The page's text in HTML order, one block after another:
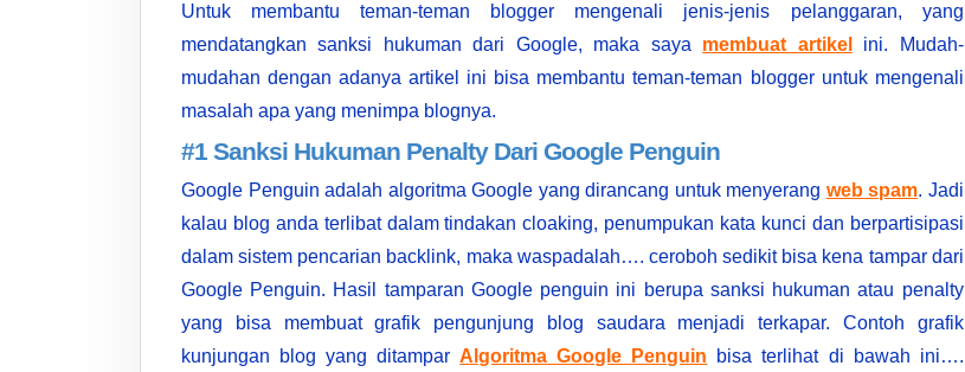
Untuk membantu teman-teman blogger mengenali jenis-jenis pelanggaran, yang
mendatangkan sanksi hukuman dari Google, maka saya membuat artikel
ini. Mudah-
mudahan dengan adanya artikel ini bisa membantu teman-teman blogger untuk mengenali
masalah apa yang menimpa blognya.
#1 Sanksi Hukuman Penalty Dari Google Penguin
Google Penguin adalah algoritma Google yang dirancang untuk menyerang web spam. Jadi
kalau blog anda terlibat dalam tindakan cloaking, penumpukan kata kunci dan berpartisipasi
dalam sistem pencarian backlink, maka waspadalah…. ceroboh sedikit bisa kena tampar dari
Google Penguin. Hasil tamparan Google penguin ini berupa sanksi hukuman atau penalty
yang bisa membuat grafik pengunjung blog saudara menjadi terkapar. Contoh grafik
kunjungan blog yang ditamparAlgoritma Google Penguin bisa terlihat di bawah ini….